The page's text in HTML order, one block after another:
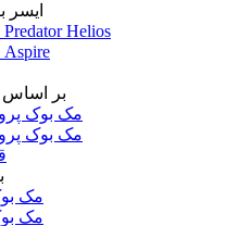
لپ تاپ Predator Helios
لپ تاپ Aspire
بر
مک بوک پرو 16 اینچ
مک بوک پرو 14 اینچ
مک بوک
مک بوک